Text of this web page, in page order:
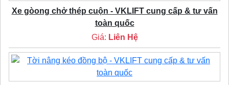
Xe gòong chở thép cuộn - VKLIFT cung cấp & tư vấn
toàn quốc
Giá: Liên Hệ